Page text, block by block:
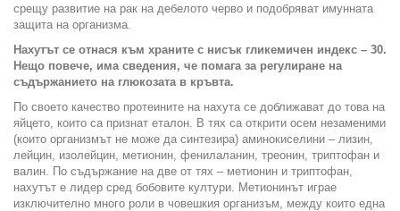
срещу развитие на рак на дебелото черво и подобряват имунната
защита на организма.
Нахутът се отнася към храните с нисък гликемичен индекс – 30.
Нещо повече, има сведения, че помага за регулиране на
съдържанието на глюкозата в кръвта.
По своето качество протеините на нахута се доближават до това на
яйцето, които са признат еталон. В тях са открити осем незаменими
(които организмът не може да синтезира) аминокиселини – лизин,
лейцин, изолейцин, метионин, фенилаланин, треонин, триптофан и
валин. По съдържание на две от тях – метионин и триптофан,
нахутът е лидер сред бобовите култури. Метионинът играе
изключително много роли в човешкия организъм, между които една